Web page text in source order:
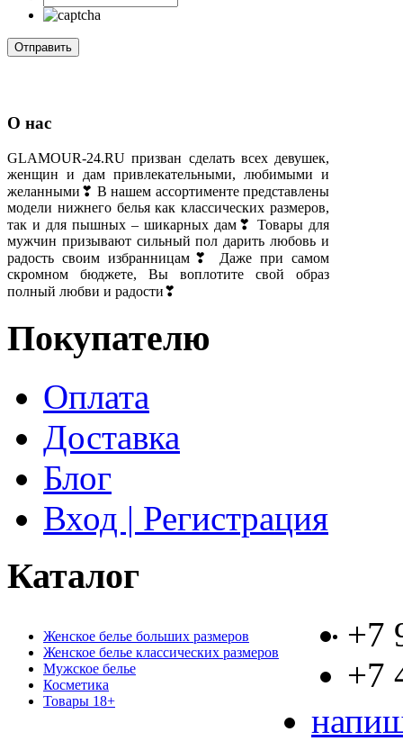
О нас
GLAMOUR-24.RU призван сделать всех девушек,
женщин и дам привлекательными, любимыми и
желанными❣ В нашем ассортименте представлены
модели нижнего белья как классических размеров,
так и для пышных – шикарных дам❣ Товары для
мужчин призывают сильный пол дарить любовь и
радость своим избранницам❣ Даже при самом
скромном бюджете, Вы воплотите свой образ
полный любви и радости❣
Покупателю
Оплата
Доставка
Блог
Вход | Регистрация
Каталог
Женское белье больших размеров
Женское белье классических размеров
Мужское белье
Косметика
Товары 18+
+7
+7